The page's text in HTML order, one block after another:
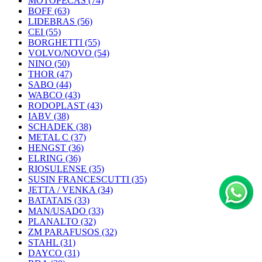
BOFF (63)
LIDEBRAS (56)
CEI (55)
BORGHETTI (55)
VOLVO/NOVO (54)
NINO (50)
THOR (47)
SABO (44)
WABCO (43)
RODOPLAST (43)
IABV (38)
SCHADEK (38)
METAL C (37)
HENGST (36)
ELRING (36)
RIOSULENSE (35)
SUSIN FRANCESCUTTI (35)
JETTA / VENKA (34)
BATATAIS (33)
MAN/USADO (33)
PLANALTO (32)
ZM PARAFUSOS (32)
STAHL (31)
DAYCO (31)